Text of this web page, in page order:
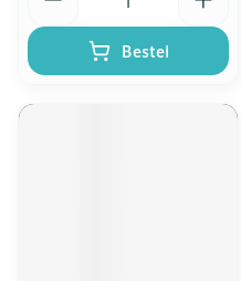
Bestel